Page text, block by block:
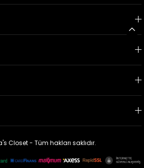
Closet - Tüm hakları saklıdır.